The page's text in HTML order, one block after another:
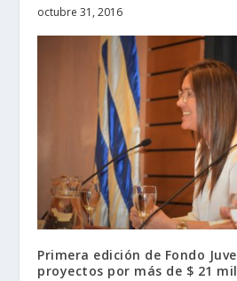
octubre 31, 2016
Primera edición de Fondo
proyectos por más de $ 21